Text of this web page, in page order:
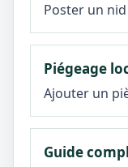
Poster un
Piégeage
Ajouter un
Guide